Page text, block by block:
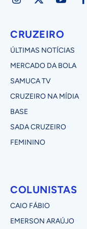
CRUZEIRO
ÚLTIMAS NOTÍCIAS
MERCADO DA BOLA
SAMUCA TV
CRUZEIRO NA MÍDIA
BASE
SADA CRUZEIRO
FEMININO
COLUNISTAS
CAIO FÁBIO
EMERSON ARAÚJO